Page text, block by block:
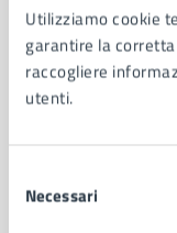
Utilizziamo cookie
garantire la
raccogliere
utenti.
delNecessari
Comune
AMMINISTRAZIONE
Municipalità
Uffici